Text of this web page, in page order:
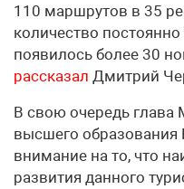
110 маршрутов в 35
количество постоянно
появилось более 30
рассказал Дмитрий
В свою очередь глава
высшего образования
внимание на то, что
развития данного